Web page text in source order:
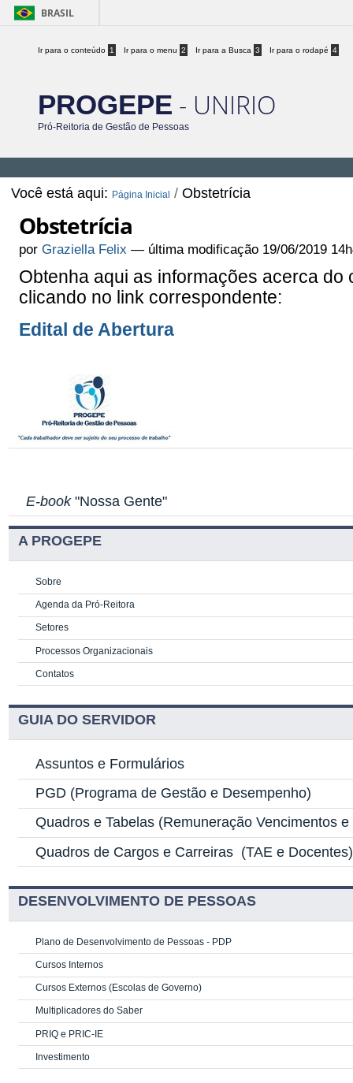
BRASIL
Ir para o conteúdo 1 Ir para o menu 2 Ir para a Busca 3 Ir para o rodapé 4
PROGEPE - UNIRIO
Pró-Reitoria de Gestão de Pessoas
Você está aqui: Página Inicial /Obstetrícia
Obstetrícia
porGraziella Felix — última modificação 19/06/2019
Obtenha aqui as informações acerca
clicando no link correspondente:
Edital de Abertura
E-book"Nossa Gente"
A PROGEPE
Sobre
Agenda da Pró-Reitora
Setores
Processos Organizacionais
Contatos
GUIA DO SERVIDOR
Assuntos e Formulários
PGD (Programa de Gestão e Desempenho)
Quadros e Tabelas (Remuneração Vencimentos
Quadros de Cargos e Carreiras (TAE e Docentes)
DESENVOLVIMENTO DE PESSOAS
Plano de Desenvolvimento de Pessoas - PDP
Cursos Internos
Cursos Externos (Escolas de Governo)
Multiplicadores do Saber
PRIQ e PRIC-IE
Investimento